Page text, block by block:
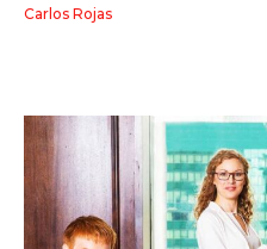
Carlos Rojas